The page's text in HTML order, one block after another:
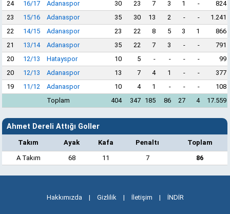
24
16/17 Adanaspor 30 23 7 3 1 -
824
23
15/16 Adanaspor 35 30 13 2 - -
1.241
22
14/15 Adanaspor 23 22 8 5 3 1
866
21
13/14 Adanaspor 35 22 7 3 - -
791
20
12/13 Hatayspor 10 5 - - - -
99
20
12/13 Adanaspor 13 7 4 1 - -
377
19
11/12 Adanaspor 10 4 1 - - -
108
Toplam
404 347 185 86 27 4 17.559
Ahmet Dereli Attığı Goller
Takım Ayak Kafa Penaltı
Toplam
A Takım
68 11 7 86
Hakkımızda | Gizlilik | İletişim | İNDİR